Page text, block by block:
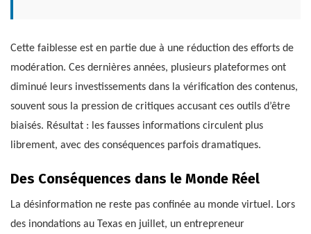
Cette faiblesse est en partie due à une réduction des efforts de
modération. Ces dernières années, plusieurs plateformes ont
diminué leurs investissements dans la vérification des contenus,
souvent sous la pression de critiques accusant ces outils d’être
biaisés. Résultat : les fausses informations circulent plus
librement, avec des conséquences parfois dramatiques.
Des Conséquences dans le Monde Réel
La désinformation ne reste pas confinée au monde virtuel. Lors
des inondations au Texas en juillet, un entrepreneur